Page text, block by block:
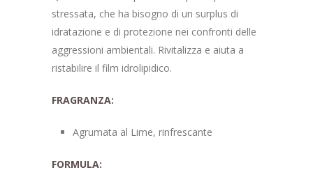
stressata, che ha bisogno di un surplus di
idratazione e di protezione nei confronti delle
aggressioni ambientali. Rivitalizza e aiuta a
ristabilire il film idrolipidico.
FRAGRANZA:
Agrumata al Lime, rinfrescante
FORMULA: